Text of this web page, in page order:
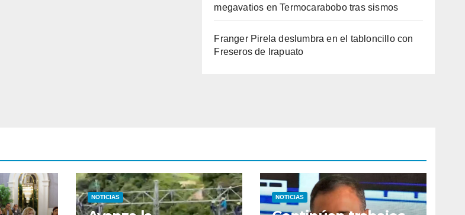
megavatios en Termocarabobo tras sismos
Franger Pirela deslumbra en el tabloncillo con
Freseros de Irapuato
NOTICIAS NOTICIAS